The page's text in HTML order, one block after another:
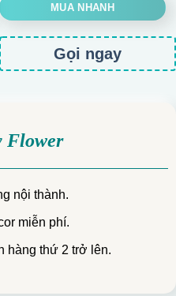
MUA NHANH
Gọi ngay
Flower
nội thành.
miễn phí.
hàng thứ 2 trở lên.